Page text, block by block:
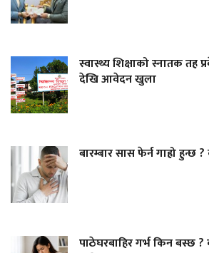
स्वास्थ्य शिक्षाको स्नातक तह
देखि आवेदन खुला
बारम्बार सास फेर्न गाह्रो हुन्छ
पाठेघरबाहिर गर्भ किन बस्छ ?